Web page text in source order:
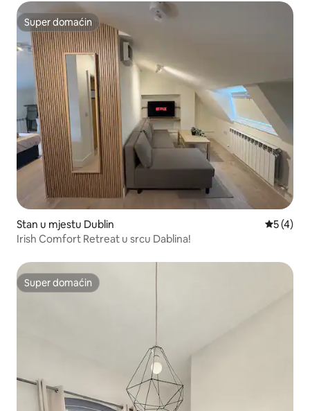
Super domaćin
Super domaćin
Stan u mjestu Dublin
5 (4)
Irish Comfort Retreat u srcu Dablina!
Super domaćin
Super domaćin